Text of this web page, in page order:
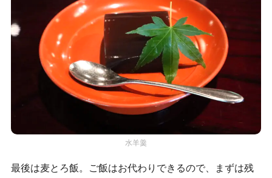
水羊羹
最後は麦とろ飯。ご飯はお代わりできるので、まずは残